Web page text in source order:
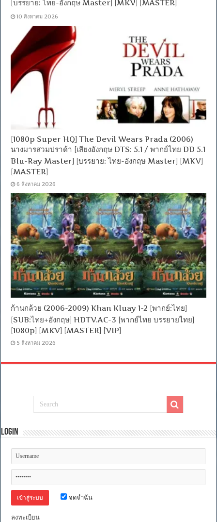
[บรรยาย: ไทย-อังกฤษ Master] [MKV] [MASTER]
10 สิงหาคม 2026
[1080p Super HQ] The Devil Wears Prada (2006)
นางมารสวมปราด้า [เสียงอังกฤษ DTS: 5.1 / พากย์ไทย DD 5.1
Blu-Ray Master] [บรรยาย: ไทย-อังกฤษ Master] [MKV]
[MASTER]
6 สิงหาคม 2026
ก้านกล้วย (2006-2009) Khan Kluay 1-2 [พากย์:ไทย]
[SUB:ไทย+อังกฤษ] HDTV.AC-3 [พากย์ไทย บรรยายไทย]
[1080p] [MKV] [MASTER] [VIP]
5 สิงหาคม 2026
Login
จดจำฉัน
ลงทะเบียน